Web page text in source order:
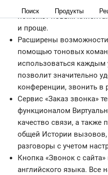
Поиск Продукты
поможет новым
и проще.
Расширены
помощью тоновых
использоваться каждым
позволит значительно
конференции, звонить в
Сервис «Заказ звонка»
функционалом
качество связи, а также
общей Истории вызовов,
разговоры с учетом
Кнопка «Звонок с
английского языка. Все